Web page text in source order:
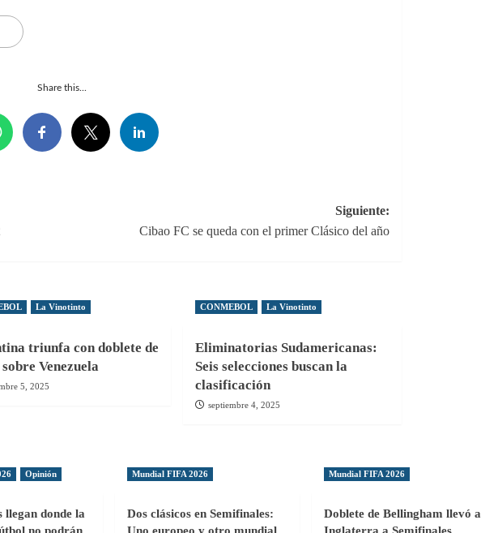
Share this...
Siguiente:
Cibao FC se queda con el primer Clásico del año
La Vinotinto
triunfa con doblete de
Venezuela
5, 2025
CONMEBOL La Vinotinto
Eliminatorias Sudamericanas:
Seis selecciones buscan la
clasificación
septiembre 4, 2025
Opinión
donde la
Mundial FIFA 2026
Dos clásicos en Semifinales:
Mundial FIFA 2026
Doblete de Bellingham llevó a